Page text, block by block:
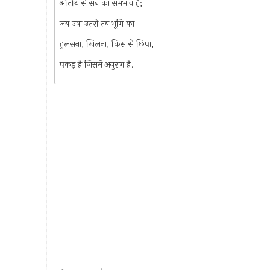
अतिथि से सब का समभाव है;
जब उषा उतरी तब भूमि का
हुलसना, खिलना, किस से छिपा,
पकड़ है जिसमें अनुराग है.